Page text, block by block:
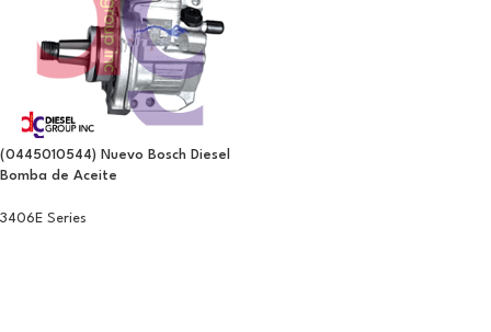
(0445010544) Nuevo Bosch Diesel
Bomba de Aceite
3406E Series